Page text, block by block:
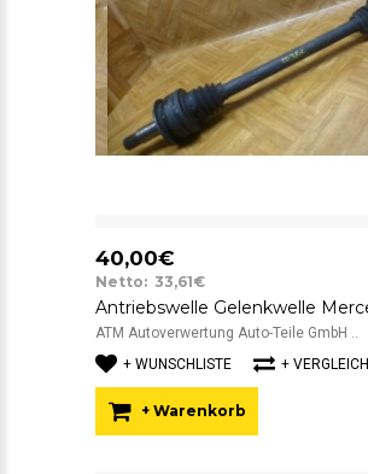
40,00€
Netto: 33,61€
ATM Autoverwertung Auto-Teile GmbH ..
+ WUNSCHLISTE
+ VERGLEICH
+ Warenkorb